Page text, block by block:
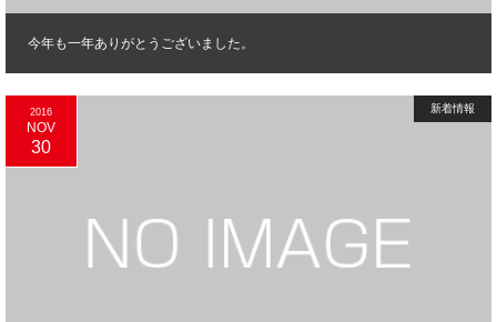
今年も一年ありがとうございました。
2016
NOV
30
新着情報